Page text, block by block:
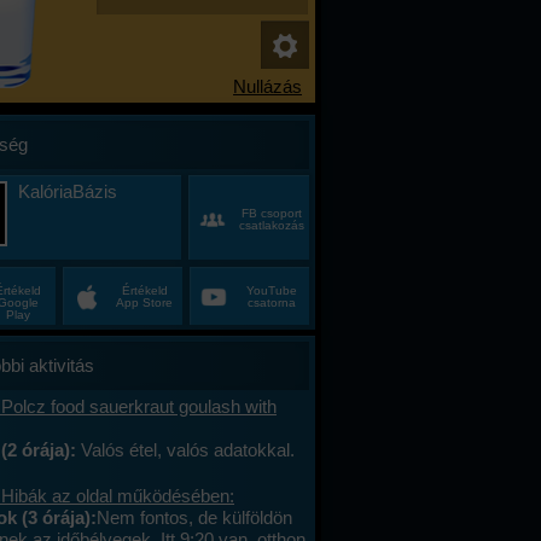
KalóriaBázis
FB csoport
csatlakozás
Play
Értékeld
App Store
YouTube
csatorna
aktivitás
food sauerkraut goulash with
órája): Valós étel, valós adatokkal.
az oldal működésében:
(3 órája):Nem fontos, de külföldön